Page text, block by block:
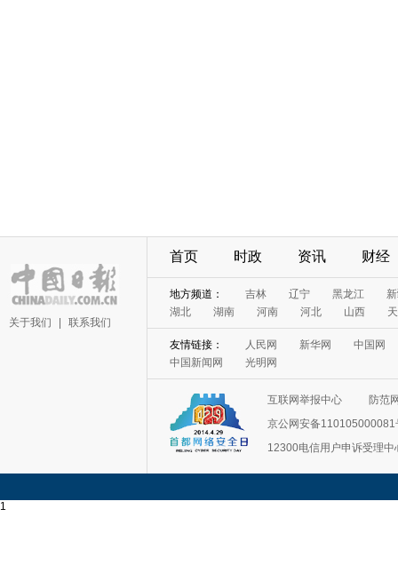
关于我们 联系我们
首页 时政 资讯 财经
地方频道： 吉林 辽宁 黑龙江
湖北
湖南 河南 河北 山西
友情链接： 人民网 新华网
中国网
中国新闻网
光明网
互联网举报中心
防范
京公网安备110105000081
12300电信用户申诉受理中
1